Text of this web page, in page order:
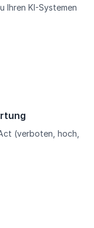
Ihren KI-Systemen
(verboten, hoch,